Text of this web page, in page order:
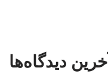
آخرین دیدگاه‌ها